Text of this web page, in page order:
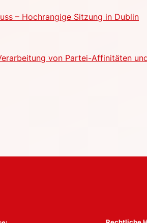
– Hochrangige Sitzung in Dublin
von Partei-Affinitäten